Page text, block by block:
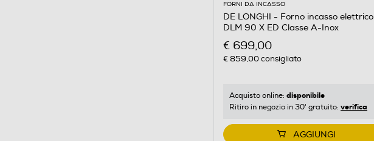
FORNI DA INCASSO
DE LONGHI - Forno incasso elettrico
DLM 90 X ED Classe A-Inox
€ 699,00
€ 859,00consigliato
Acquisto online: disponibile
Ritiro in negozio in 30' gratuito: verifica
AGGIUNGI